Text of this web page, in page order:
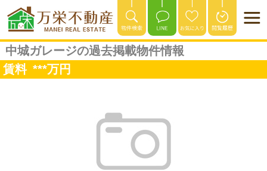
中城ガレージの過去掲載物件情報
賃料 ***万円